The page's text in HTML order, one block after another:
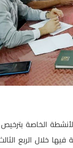
الخاصة بترخيص
خلال الربع